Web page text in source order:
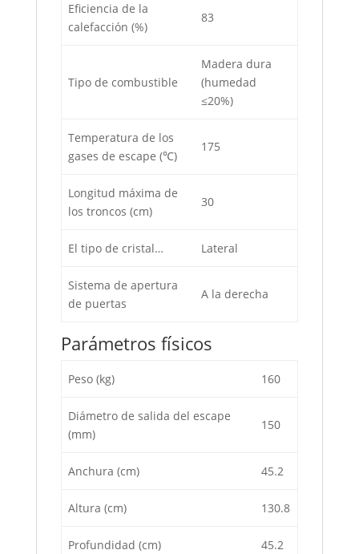
Eficiencia de la
calefacción (%)
83
Tipo de combustible
Madera dura
(humedad
≤20%)
Temperatura de los
gases de escape (℃)
175
Longitud máxima de
los troncos (cm)
30
El tipo de cristal… Lateral
Sistema de apertura
de puertas
A la derecha
Parámetros físicos
Peso (kg) 160
Diámetro de salida del escape
(mm)
150
Anchura (cm) 45.2
Altura (cm) 130.8
Profundidad (cm) 45.2